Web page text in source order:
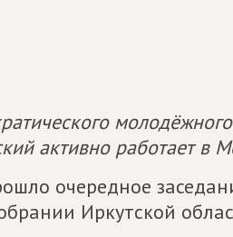
активно работает в
очередное
Иркутской